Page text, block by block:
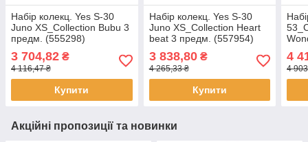
Набір колекц. Yes S-30
Juno XS_Collection Bubu 3
предм. (555298)
3 704,82 ₴
4 116,47 ₴
Купити
Набір колекц. Yes S-30
Juno XS_Collection Heart
beat 3 предм. (557954)
3 838,80₴
4 265,33 ₴
Купити
4
4
Акційні пропозиції та новинки